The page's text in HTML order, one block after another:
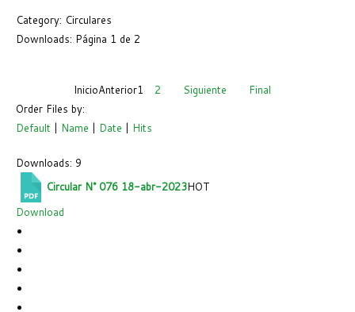
Category: Circulares
Downloads: Página 1 de 2
InicioAnterior1 2 Siguiente
Final
Order Files by:
Default | Name | Date | Hits
Downloads: 9
Circular N° 076 18-abr-2023HOT
Download